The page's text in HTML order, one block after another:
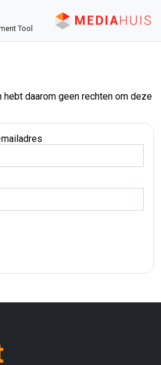
Tool
daarom geen rechten om deze